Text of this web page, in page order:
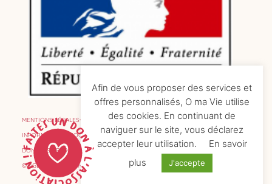
MENTIONS LÉGALES
INFORMATIONS COOKIES
DONNÉES PERSONNELLES
© AGENCE DE COMMUNICATION
Afin de vous proposer des services et
offres personnalisés, O ma Vie utilise
des cookies. En continuant de
naviguer sur le site, vous déclarez
accepter leur utilisation.
En savoir
plus
J'accepte